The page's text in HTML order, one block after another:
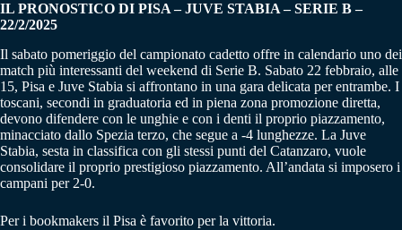
IL PRONOSTICO DI PISA – JUVE STABIA–SERIE B –
22/2/2025
Il sabato pomeriggio del campionato cadetto offre in calendario uno dei
match più interessanti del weekend di Serie B. Sabato 22 febbraio, alle
15, Pisa e Juve Stabia si affrontano in una gara delicata per entrambe. I
toscani, secondi in graduatoria ed in piena zona promozione diretta,
devono difendere con le unghie e con i denti il proprio piazzamento,
minacciato dallo Spezia terzo, che segue a -4 lunghezze. La Juve
Stabia, sesta in classifica con gli stessi punti del Catanzaro, vuole
consolidare il proprio prestigioso piazzamento. All’andata si imposero i
campani per 2-0.
Per i bookmakers il Pisa è favorito per la vittoria.